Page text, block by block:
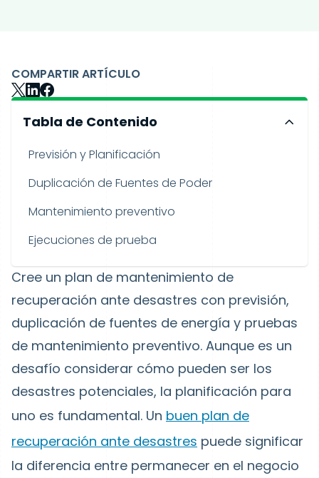
COMPARTIR ARTÍCULO
Tabla de Contenido
Previsión y Planificación
Duplicación de Fuentes de Poder
Mantenimiento preventivo
Ejecuciones de prueba
Cree un plan de mantenimiento de
recuperación ante desastres con previsión,
duplicación de fuentes de energía y pruebas
de mantenimiento preventivo. Aunque es un
desafío considerar cómo pueden ser los
desastres potenciales, la planificación para
uno es fundamental. Un buen plan de
recuperación ante desastres puede significar
la diferencia entre permanecer en el negocio